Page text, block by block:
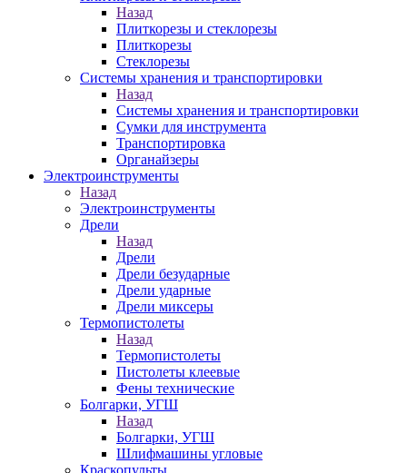
Назад
Плиткорезы и стеклорезы
Плиткорезы
Стеклорезы
Системы хранения и транспортировки
Назад
Системы хранения и транспортировки
Сумки для инструмента
Транспортировка
Органайзеры
Электроинструменты
Назад
Электроинструменты
Дрели
Назад
Дрели
Дрели безударные
Дрели ударные
Дрели миксеры
Термопистолеты
Назад
Термопистолеты
Пистолеты клеевые
Фены технические
Болгарки, УГШ
Назад
Болгарки, УГШ
Шлифмашины угловые
Краскопульты